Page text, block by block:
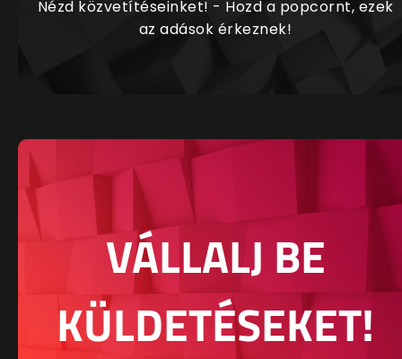
Nézd közvetítéseinket! - Hozd a popcornt, ezek
az adások érkeznek!
VÁLLALJ BE
KÜLDETÉSEKET!